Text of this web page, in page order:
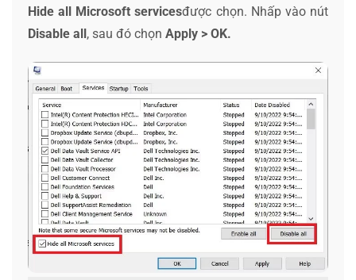
Hide all Microsoft servicesđược chọn. Nhấp vào nút
Disable all , sau đó chọn Apply > OK.